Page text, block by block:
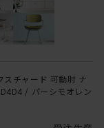
スチャード 可動肘 ナ
/ パーシモオレン